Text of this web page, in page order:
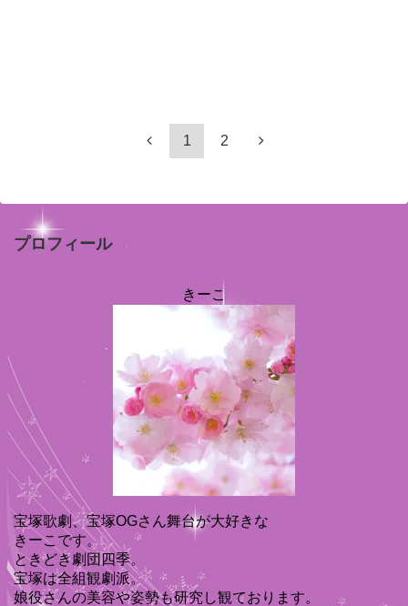
1 2
プロフィール
きーこ
宝塚歌劇、宝塚OGさん舞台が大好きな
きーこです。
ときどき劇団四季。
宝塚は全組観劇派。
娘役さんの美容や姿勢も研究し観ております。